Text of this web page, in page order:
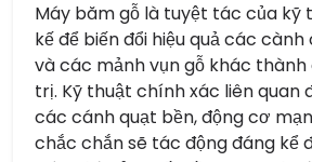
Máy băm gỗ là tuyệt tác của kỹ
kế để biến đổi hiệu quả các
và các mảnh vụn gỗ khác thành
trị. Kỹ thuật chính xác liên quan
các cánh quạt bền, động cơ
chắc chắn sẽ tác động đáng kể